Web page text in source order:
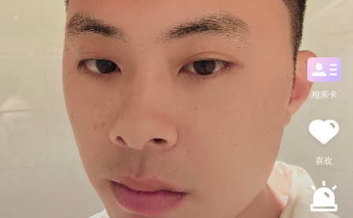
相亲卡
喜欢